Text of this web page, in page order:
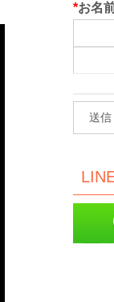
*お名